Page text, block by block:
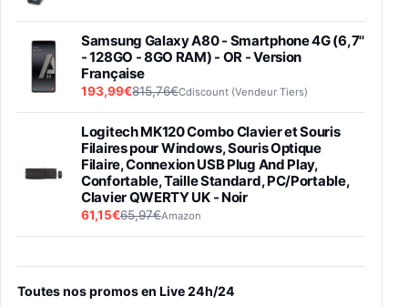
Samsung Galaxy A80 - Smartphone 4G (6,7''
- 128GO - 8GO RAM) - OR - Version
Française
193,99€815,76€Cdiscount (Vendeur Tiers)
Logitech MK120 Combo Clavier et Souris
Filaires pour Windows, Souris Optique
Filaire, Connexion USB Plug And Play,
Confortable, Taille Standard, PC/Portable,
Clavier QWERTY UK - Noir
61,15€65,97€Amazon
entraénement direct 3 vitesses (33-45-78
trs/min) avec pre-ampli intégré et port USB
Toutes nos promos en Live 24h/24